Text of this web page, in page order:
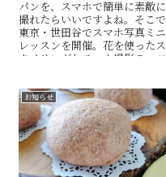
パンを、スマホで簡単に素敵に
撮れたらいいですよね。そこで
東京・世田谷でスマホ写真ミニ
レッスンを開催。花を使ったス
タイリングとスマホ撮影のコツ
特典に聞きたい先生との個別相
談会つき。
お知らせ